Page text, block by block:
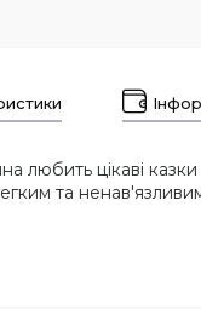
цікаві казки
та